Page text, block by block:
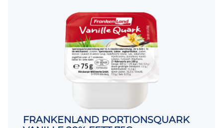
FRANKENLAND PORTIONSQUARK